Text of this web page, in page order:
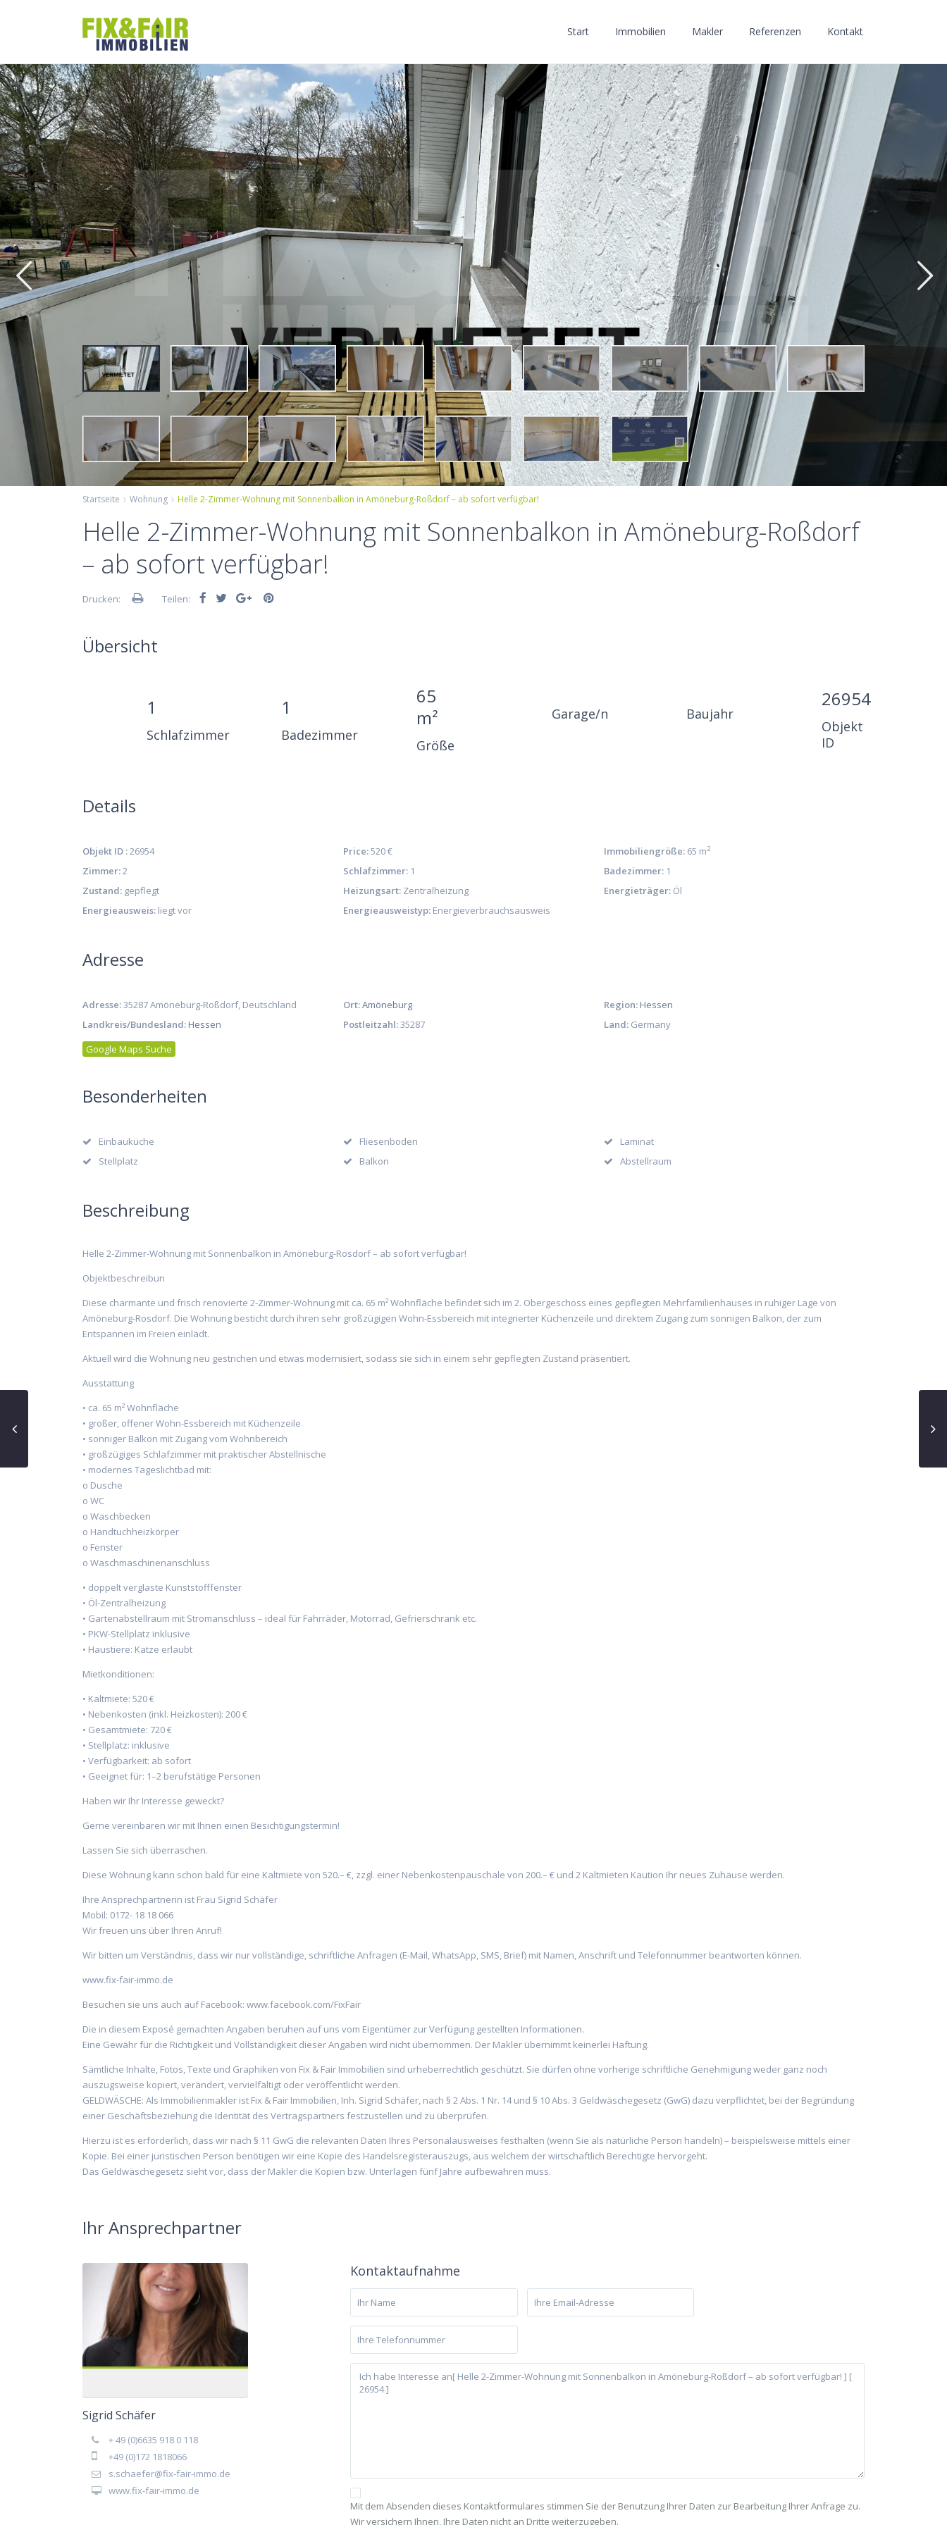
Start Immobilien Makler Referenzen Kontakt
Startseite Wohnung Helle 2-Zimmer-Wohnung mit Sonnenbalkon in Amöneburg-Roßdorf – ab sofort verfügbar!
Helle 2-Zimmer-Wohnung mit Sonnenbalkon in Amöneburg-Roßdorf
– ab sofort verfügbar!
Drucken: Teilen:
Übersicht
1
Schlafzimmer
1
Badezimmer
65
m²
Größe
Garage/n Baujahr
26954
Objekt
ID
Details
Objekt ID :26954 Price:520 € Immobiliengröße: 65 m2
Zimmer:2 Schlafzimmer: 1 Badezimmer: 1
Zustand: gepflegt Heizungsart: Zentralheizung Energieträger: Öl
Energieausweis: liegt vor Energieausweistyp: Energieverbrauchsausweis
Adresse
Adresse:35287 Amöneburg-Roßdorf, Deutschland Ort:Amöneburg Region: Hessen
Landkreis/Bundesland: Hessen Postleitzahl:35287 Land: Germany
Google Maps Suche
Besonderheiten
Einbauküche Fliesenboden
Laminat
Stellplatz
Balkon Abstellraum
Beschreibung
Helle 2-Zimmer-Wohnung mit Sonnenbalkon in Amöneburg-Rosdorf – ab sofort verfügbar!
Objektbeschreibun
Diese charmante und frisch renovierte 2-Zimmer-Wohnung mit ca. 65 m² Wohnfläche befindet sich im 2. Obergeschoss eines gepflegten Mehrfamilienhauses in ruhiger Lage von
Amöneburg-Rosdorf. Die Wohnung besticht durch ihren sehr großzügigen Wohn-Essbereich mit integrierter Küchenzeile und direktem Zugang zum sonnigen Balkon, der zum
Entspannen im Freien einlädt.
Aktuell wird die Wohnung neu gestrichen und etwas modernisiert, sodass sie sich in einem sehr gepflegten Zustand präsentiert.
Ausstattung
• ca. 65 m² Wohnfläche
• großer, offener Wohn-Essbereich mit Küchenzeile
• sonniger Balkon mit Zugang vom Wohnbereich
• großzügiges Schlafzimmer mit praktischer Abstellnische
• modernes Tageslichtbad mit:
o Dusche
o WC
o Waschbecken
o Handtuchheizkörper
o Fenster
o Waschmaschinenanschluss
• doppelt verglaste Kunststofffenster
• Öl-Zentralheizung
• Gartenabstellraum mit Stromanschluss – ideal für Fahrräder, Motorrad, Gefrierschrank etc.
• PKW-Stellplatz inklusive
• Haustiere: Katze erlaubt
Mietkonditionen:
• Kaltmiete: 520 €
• Nebenkosten (inkl. Heizkosten): 200 €
• Gesamtmiete: 720 €
• Stellplatz: inklusive
• Verfügbarkeit: ab sofort
• Geeignet für: 1–2 berufstätige Personen
Haben wir Ihr Interesse geweckt?
Gerne vereinbaren wir mit Ihnen einen Besichtigungstermin!
Lassen Sie sich überraschen.
Diese Wohnung kann schon bald für eine Kaltmiete von 520.– €, zzgl. einer Nebenkostenpauschale von 200.– € und 2 Kaltmieten Kaution Ihr neues Zuhause werden.
Ihre Ansprechpartnerin ist Frau Sigrid Schäfer
Mobil: 0172- 18 18 066
Wir freuen uns über Ihren Anruf!
Wir bitten um Verständnis, dass wir nur vollständige, schriftliche Anfragen (E-Mail, WhatsApp, SMS, Brief) mit Namen, Anschrift und Telefonnummer beantworten können.
www.fix-fair-immo.de
Besuchen sie uns auch auf Facebook: www.facebook.com/FixFair
Die in diesem Exposé gemachten Angaben beruhen auf uns vom Eigentümer zur Verfügung gestellten Informationen.
Eine Gewähr für die Richtigkeit und Vollständigkeit dieser Angaben wird nicht übernommen. Der Makler übernimmt keinerlei Haftung.
Sämtliche Inhalte, Fotos, Texte und Graphiken von Fix & Fair Immobilien sind urheberrechtlich geschützt. Sie dürfen ohne vorherige schriftliche Genehmigung weder ganz noch
auszugsweise kopiert, verändert, vervielfältigt oder veröffentlicht werden.
GELDWÄSCHE: Als Immobilienmakler ist Fix & Fair Immobilien, Inh. Sigrid Schäfer, nach § 2 Abs. 1 Nr. 14 und § 10 Abs. 3 Geldwäschegesetz (GwG) dazu verpflichtet, bei der Begründung
einer Geschäftsbeziehung die Identität des Vertragspartners festzustellen und zu überprüfen.
Hierzu ist es erforderlich, dass wir nach § 11 GwG die relevanten Daten Ihres Personalausweises festhalten (wenn Sie als natürliche Person handeln) – beispielsweise mittels einer
Kopie. Bei einer juristischen Person benötigen wir eine Kopie des Handelsregisterauszugs, aus welchem der wirtschaftlich Berechtigte hervorgeht.
Das Geldwäschegesetz sieht vor, dass der Makler die Kopien bzw. Unterlagen fünf Jahre aufbewahren muss.
Ihr Ansprechpartner
Sigrid Schäfer
+ 49 (0)6635 918 0 118
+49 (0)172 1818066
s.schaefer@fix-fair-immo.de
www.fix-fair-immo.de
Kontaktaufnahme
Mit dem Absenden dieses Kontaktformulares stimmen Sie der Benutzung Ihrer Daten zur Bearbeitung Ihrer Anfrage zu.
Wir versichern Ihnen, Ihre Daten nicht an Dritte weiterzugeben.